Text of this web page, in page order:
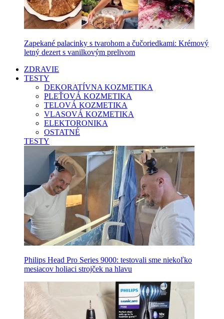
Zapekané palacinky s tvarohom a čučoriedkami: Krémový
letný dezert s vanilkovým prelivom
ZDRAVIE
TESTY
DEKORATÍVNA KOZMETIKA
PLEŤOVÁ KOZMETIKA
TELOVÁ KOZMETIKA
VLASOVÁ KOZMETIKA
ELEKTORONIKA
OSTATNÉ
TESTY
Philips Head Pro Series 9000: testovali sme niekoľko
mesiacov holiaci strojček na hlavu